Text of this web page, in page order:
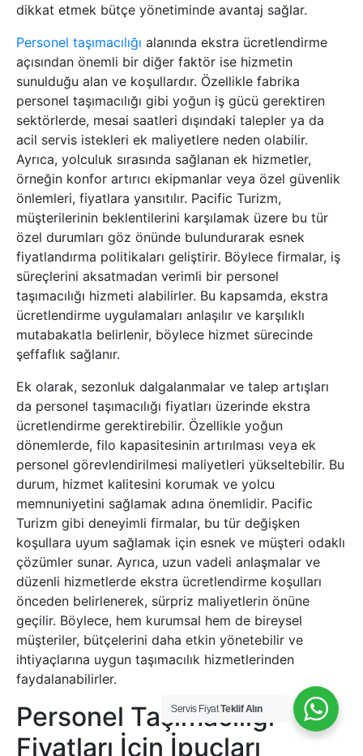
dikkat etmek bütçe yönetiminde avantaj sağlar.
Personel taşımacılığı alanında ekstra ücretlendirme
açısından önemli bir diğer faktör ise hizmetin
sunulduğu alan ve koşullardır. Özellikle fabrika
personel taşımacılığı gibi yoğun iş gücü gerektiren
sektörlerde, mesai saatleri dışındaki talepler ya da
acil servis istekleri ek maliyetlere neden olabilir.
Ayrıca, yolculuk sırasında sağlanan ek hizmetler,
örneğin konfor artırıcı ekipmanlar veya özel güvenlik
önlemleri, fiyatlara yansıtılır. Pacific Turizm,
müşterilerinin beklentilerini karşılamak üzere bu tür
özel durumları göz önünde bulundurarak esnek
fiyatlandırma politikaları geliştirir. Böylece firmalar, iş
süreçlerini aksatmadan verimli bir personel
taşımacılığı hizmeti alabilirler. Bu kapsamda, ekstra
ücretlendirme uygulamaları anlaşılır ve karşılıklı
mutabakatla belirlenir, böylece hizmet sürecinde
şeffaflık sağlanır.
Ek olarak, sezonluk dalgalanmalar ve talep artışları
da personel taşımacılığı fiyatları üzerinde ekstra
ücretlendirme gerektirebilir. Özellikle yoğun
dönemlerde, filo kapasitesinin artırılması veya ek
personel görevlendirilmesi maliyetleri yükseltebilir. Bu
durum, hizmet kalitesini korumak ve yolcu
memnuniyetini sağlamak adına önemlidir. Pacific
Turizm gibi deneyimli firmalar, bu tür değişken
koşullara uyum sağlamak için esnek ve müşteri odaklı
çözümler sunar. Ayrıca, uzun vadeli anlaşmalar ve
düzenli hizmetlerde ekstra ücretlendirme koşulları
önceden belirlenerek, sürpriz maliyetlerin önüne
geçilir. Böylece, hem kurumsal hem de bireysel
müşteriler, bütçelerini daha etkin yönetebilir ve
ihtiyaçlarına uygun taşımacılık hizmetlerinden
faydalanabilirler.
Personel Taşımacılığı
Fiyatları İçin İpuçları
Servis FiyatTeklif Alın